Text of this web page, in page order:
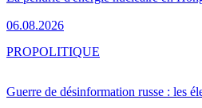
06.08.2026
Guerre de désinformation russe : les
PROPOLITIQUE